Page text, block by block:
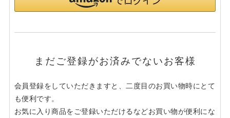
まだご登録がお済みでないお客様
会員登録をしていただきますと、二度目のお買い物時にとて
も便利です。
お気に入り商品をご登録いただけるなどお買い物が便利にな